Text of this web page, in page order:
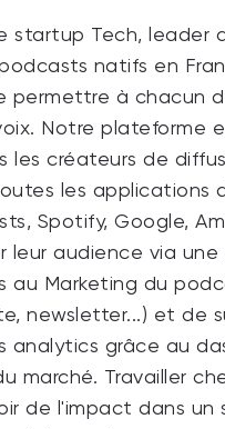
startup Tech, leader
natifs en
permettre à chacun
Notre plateforme
les créateurs de
les applications
Spotify, Google,
leur audience via
au Marketing du
newsletter...) et de
analytics grâce au
marché. Travailler
de l'impact dans un